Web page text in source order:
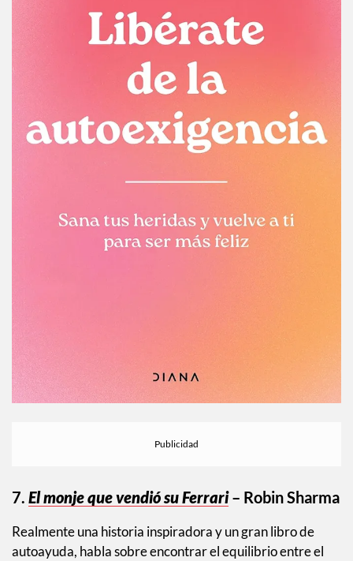
7. El monje que vendió su Ferrari– Robin Sharma
Realmente una historia inspiradora y un gran libro de
autoayuda, habla sobre encontrar el equilibrio entre el